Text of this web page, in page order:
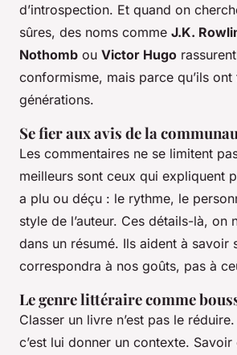
d’introspection. Et quand on
sûres, des noms comme J.K.
Nothomb ou Victor Hugo
conformisme, mais parce qu’ils ont
générations.
Se fier aux avis de la
Les commentaires ne se limitent
meilleurs sont ceux qui expliquent
a plu ou déçu : le rythme, le
style de l’auteur. Ces détails-là, on
dans un résumé. Ils aident à savoir
correspondra à nos goûts, pas à
Le genre littéraire comme
Classer un livre n’est pas le
c’est lui donner un contexte. Savoir